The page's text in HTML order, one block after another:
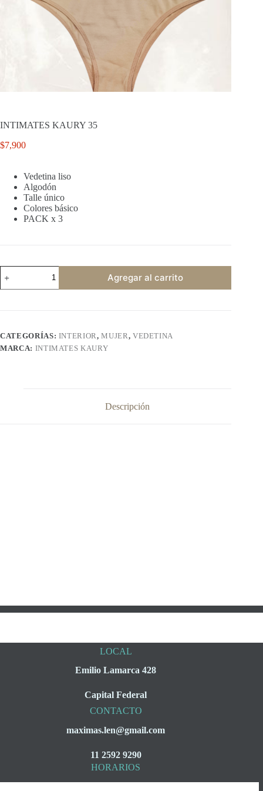
INTIMATES KAURY 35
$7,900
Vedetina liso
Algodón
Talle único
Colores básico
PACK x 3
KAURY
35
Agregar al carrito
CATEGORÍAS: INTERIOR,MUJER, VEDETINA
MARCA: INTIMATES KAURY
Descripción
LOCAL
Emilio Lamarca 428
Capital Federal
CONTACTO
maximas.len@gmail.com
11 2592 9290
HORARIOS